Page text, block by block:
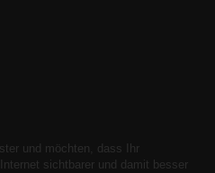
und möchten, dass Ihr
sichtbarer und damit besser